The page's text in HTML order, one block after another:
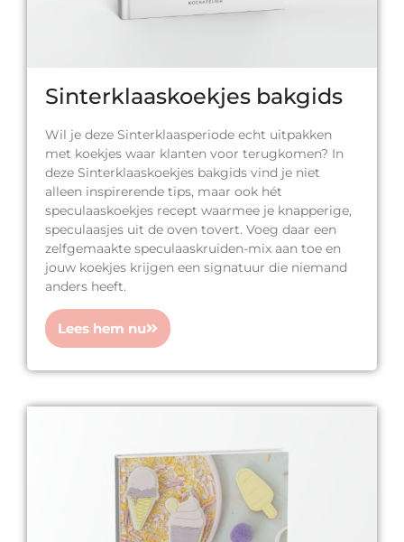
Sinterklaaskoekjes bakgids
Wil je deze Sinterklaasperiode echt uitpakken
met koekjes waar klanten voor terugkomen? In
deze Sinterklaaskoekjes bakgids vind je niet
alleen inspirerende tips, maar ook hét
speculaaskoekjes recept waarmee je knapperige,
speculaasjes uit de oven tovert. Voeg daar een
zelfgemaakte speculaaskruiden-mix aan toe en
jouw koekjes krijgen een signatuur die niemand
anders heeft.
Lees hem nu